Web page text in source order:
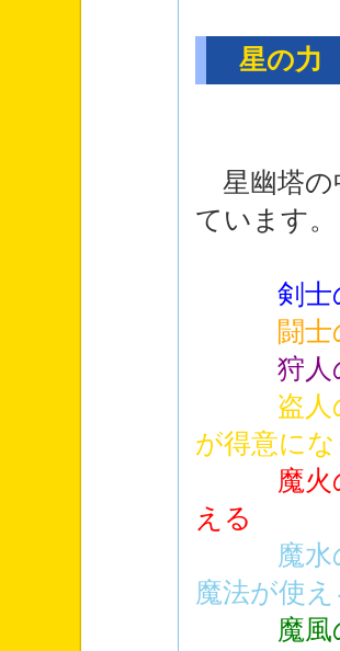
星の力
星幽塔の
ています。
剣
闘
狩
盗
が得意に
魔
える
魔
魔法が使
魔